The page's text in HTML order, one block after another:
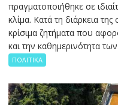
πραγματοποιήθηκε σε
κλίμα. Κατά τη διάρκεια
κρίσιμα ζητήματα που
και την καθημερινότητα
ΠΟΛΙΤΙΚΑ